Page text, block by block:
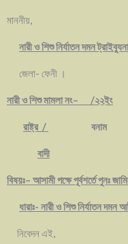
মাননীয়,
নারী ও শিশু নির্যাতন দমন
জেলা- ফেনী ।
নারীও শিশু মামলা নং– /২২ইং
রাষ্ট্র/ বনাম
বাদী
বিষয়ঃ– আসামী পক্ষে পূর্বশর্তে পুনঃ
ধারাঃ- নারী ও শিশু নির্যাতন
নিবেদন এই,